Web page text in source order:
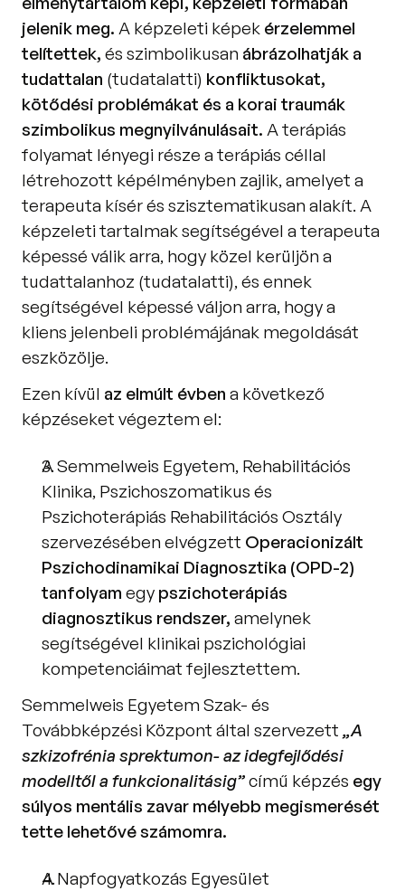
jelenik meg. A képzeleti képek érzelemmel
telítettek, és szimbolikusan ábrázolhatják a
tudattalan (tudatalatti) konfliktusokat,
kötődési problémákat és a korai traumák
szimbolikus megnyilvánulásait. A terápiás
folyamat lényegi része a terápiás céllal
létrehozott képélményben zajlik, amelyet a
terapeuta kísér és szisztematikusan alakít. A
képzeleti tartalmak segítségével a terapeuta
képessé válik arra, hogy közel kerüljön a
tudattalanhoz (tudatalatti), és ennek
segítségével képessé váljon arra, hogy a
kliens jelenbeli problémájának megoldását
eszközölje.
Ezen kívül az elmúlt évben a következő
képzéseket végeztem el:
A Semmelweis Egyetem, Rehabilitációs
Klinika, Pszichoszomatikus és
Pszichoterápiás Rehabilitációs Osztály
szervezésében elvégzett Operacionizált
Pszichodinamikai Diagnosztika (OPD-2)
tanfolyam egy pszichoterápiás
diagnosztikus rendszer, amelynek
segítségével klinikai pszichológiai
kompetenciáimat fejlesztettem.
Semmelweis Egyetem Szak- és
Továbbképzési Központ által szervezett „A
szkizofrénia sprektumon- az idegfejlődési
modelltől a funkcionalitásig” című képzés egy
súlyos mentális zavar mélyebb megismerését
tette lehetővé számomra.
A Napfogyatkozás Egyesület